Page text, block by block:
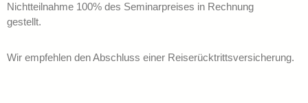
Nichtteilnahme 100% des Seminarpreises in Rechnung
gestellt.
Wir empfehlen den Abschluss einer Reiserücktrittsversicherung.